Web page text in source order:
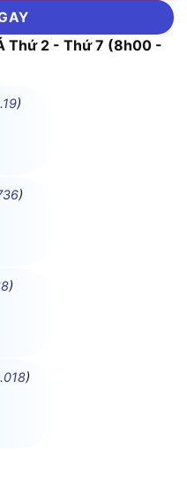
Thứ 2 - Thứ 7 (8h00 -
)
)
)
)